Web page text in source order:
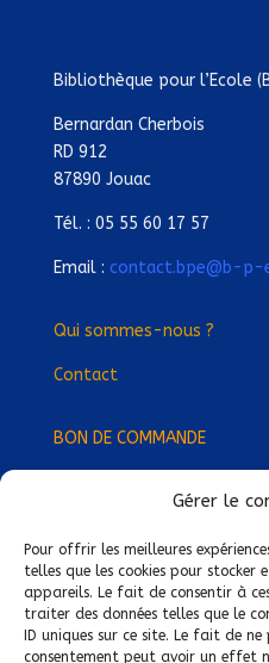
Gérer le
Pour offrir les meilleures
telles que les cookies pour
appareils. Le fait de consentir à
traiter des données telles que le
ID uniques sur ce site. Le fait de
consentement peut avoir un effet
Bibliothèque pour l’Ecole
Bernardan Cherbois
RD 912
87890 Jouac
Tél. : 05 55 60 17 57
Email : contact.bpe@b-p-
Qui sommes-nous ?
Contact
BON DE COMMANDE
Devenez Délégué·e
Trouvez-nous près de chez
Mentions légales
Conditions générales de